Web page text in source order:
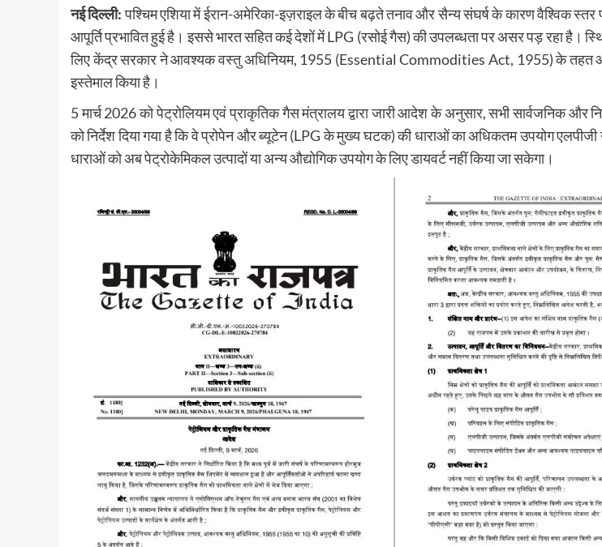
नई दिल्ली:पश्चिम एशिया में ईरान-अमेरिका-इज़राइल के बीच बढ़ते तनाव और सैन्य संघर्ष के कारण वैश्विक स्तर
आपूर्ति प्रभावित हुई है। इससे भारत सहित कई देशों में LPG (रसोई गैस) की उपलब्धता पर असर पड़ रहा है।
लिए केंद्र सरकार ने आवश्यक वस्तु अधिनियम, 1955 (Essential Commodities Act, 1955) के तहत
इस्तेमाल किया है।
5 मार्च 2026 को पेट्रोलियम एवं प्राकृतिक गैस मंत्रालय द्वारा जारी आदेश के अनुसार, सभी सार्वजनिक और
को निर्देश दिया गया है कि वे प्रोपेन और ब्यूटेन (LPG के मुख्य घटक) की धाराओं का अधिकतम उपयोग
धाराओं को अब पेट्रोकेमिकल उत्पादों या अन्य औद्योगिक उपयोग के लिए डायवर्ट नहीं किया जा सकेगा।